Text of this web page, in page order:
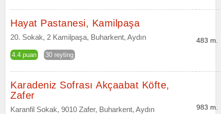
Hayat Pastanesi, Kamilpaşa
20. Sokak, 2 Kamilpaşa, Buharkent, Aydın
4.4 puan 30 reyting
483 m.
Karadeniz Sofrası Akçaabat Köfte,
Zafer
Karanfil Sokak, 9010 Zafer, Buharkent, Aydın 983 m.